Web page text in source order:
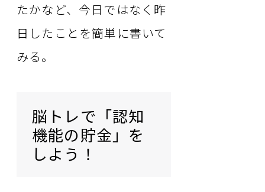
たかなど、今日ではなく昨
日したことを簡単に書いて
みる。
脳トレで「認知
機能の貯金」を
しよう！